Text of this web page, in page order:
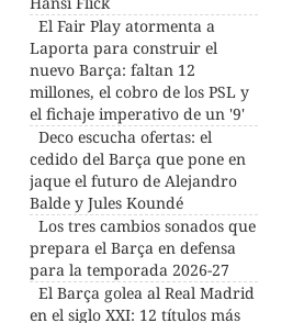
El Fair Play atormenta a
Laporta para construir el
nuevo Barça: faltan 12
millones, el cobro de los PSL y
el fichaje imperativo de un '9'
Deco escucha ofertas: el
cedido del Barça que pone en
jaque el futuro de Alejandro
Balde y Jules Koundé
Los tres cambios sonados que
prepara el Barça en defensa
para la temporada 2026-27
El Barça golea al Real Madrid
en el siglo XXI: 12 títulos más